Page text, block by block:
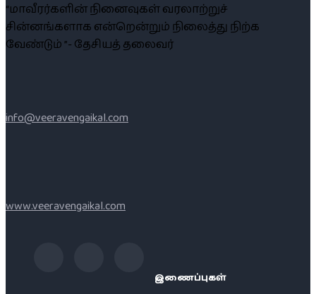
“மாவீரர்களின் நினைவுகள் வரலாற்றுச்
சின்னங்களாக என்றென்றும் நிலைத்து நிற்க
வேண்டும் ”- தேசியத் தலைவர்
info@veeravengaikal.com
www.veeravengaikal.com
இணைப்புகள்